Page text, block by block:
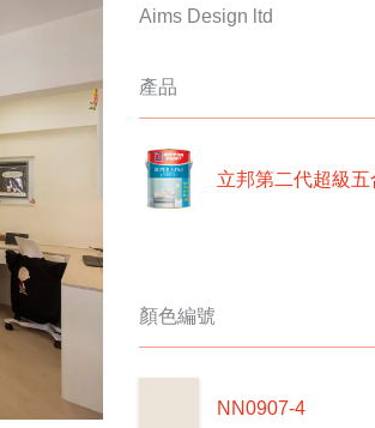
Aims Design ltd
產品
立邦第二代超級
顏色編號
NN0907-4